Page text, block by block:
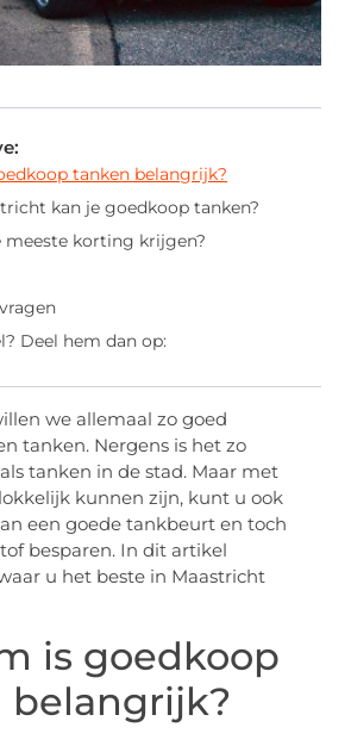
tanken belangrijk?
kan je goedkoop tanken?
meeste korting krijgen?
Deel hem dan op:
we allemaal zo goed
tanken. Nergens is het zo
tanken in de stad. Maar met
kunnen zijn, kunt u ook
een goede tankbeurt en toch
besparen. In dit artikel
u het beste in Maastricht
is goedkoop
belangrijk?